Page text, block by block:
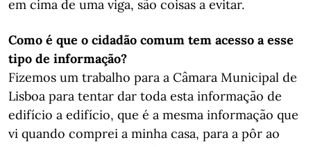
em cima de uma viga, são coisas a evitar.
Como é que o cidadão comum tem acesso a esse
tipo de informação?
Fizemos um trabalho para a Câmara Municipal de
Lisboa para tentar dar toda esta informação de
edifício a edifício, que é a mesma informação que
vi quando comprei a minha casa, para a pôr ao